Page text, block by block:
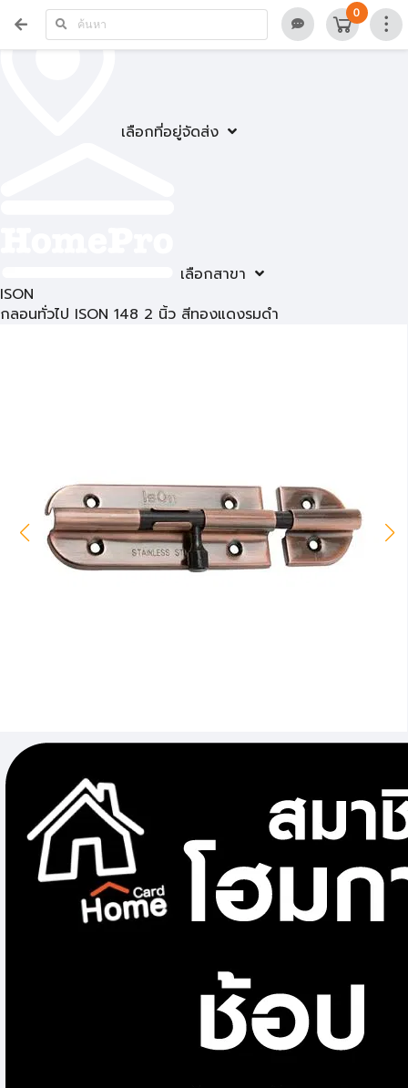
เลือกที่อยู่จัดส่ง
เลือกสาขา
0
ISON
กลอนทั่วไป ISON 148 2 นิ้ว สีทองแดงรมดำ